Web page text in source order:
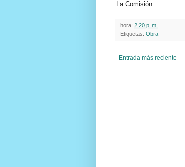
La Comisión
hora: 2:20 p. m.
Etiquetas: Obra
Entrada más reciente